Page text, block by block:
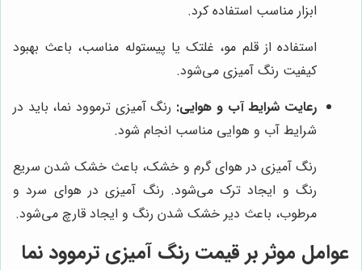
ابزار مناسب استفاده کرد.
استفاده از قلم مو، غلتک یا پیستوله مناسب، باعث بهبود
کیفیت رنگ آمیزی می‌شود.
رعایت شرایط آب و هوایی: رنگ آمیزی ترموود نما، باید در
شرایط آب و هوایی مناسب انجام شود.
رنگ آمیزی در هوای گرم و خشک، باعث خشک شدن سریع
رنگ و ایجاد ترک می‌شود. رنگ آمیزی در هوای سرد و
مرطوب، باعث دیر خشک شدن رنگ و ایجاد قارچ می‌شود.
عوامل موثر بر قیمت رنگ آمیزی ترموود نما